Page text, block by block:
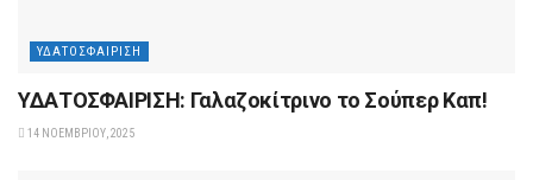
ΥΔΑΤΟΣΦΑΊΡΙΣΗ
ΥΔΑΤΟΣΦΑΙΡΙΣΗ: Γαλαζοκίτρινο το Σούπερ Καπ!
14 ΝΟΕΜΒΡΊΟΥ, 2025